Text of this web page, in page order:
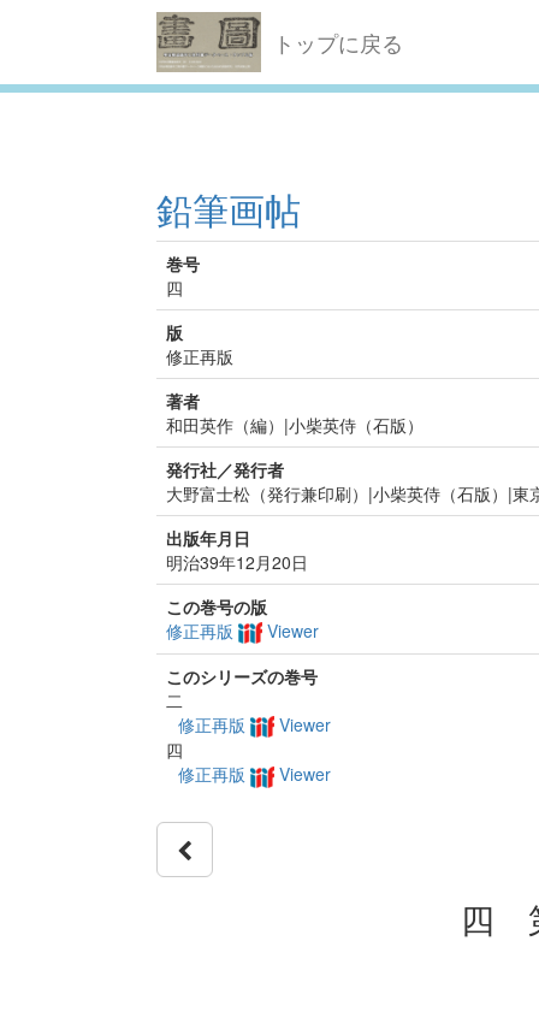
トップに戻る
鉛筆画帖
巻号
四
版
修正再版
著者
和田英作（編）|小柴英侍（石版）
発行社／発行者
大野富士松（発行兼印刷）|小柴英侍（石版）|東
出版年月日
明治39年12月20日
この巻号の版
修正再版
Viewer
このシリーズの巻号
二
修正再版
Viewer
四
修正再版
Viewer
四